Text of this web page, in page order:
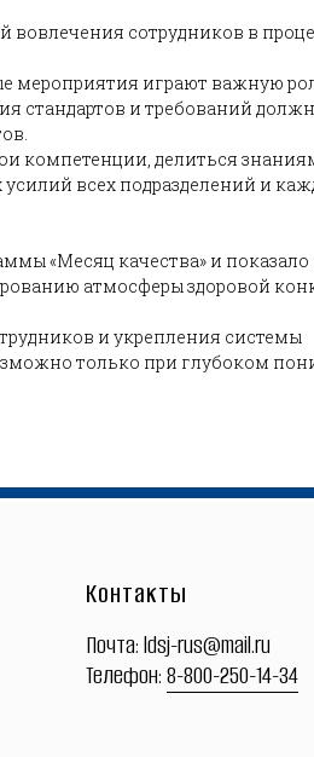
вовлечения сотрудников в
мероприятия играют важную
стандартов и требований
компетенции, делиться
всех подразделений и
«Месяц качества» и
атмосферы здоровой
и укрепления системы
только при глубоком
Контакты
Почта:ldsj-rus@mail.ru
Телефон:8-800-250-14-34